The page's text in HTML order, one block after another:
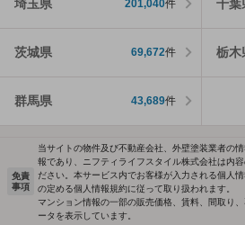
埼玉県 201,040件 千葉
茨城県 69,672件 栃木
群馬県 43,689件
免責
事項
当サイトの物件及び不動産会社、外壁塗装業者の
報であり、ニフティライフスタイル株式会社は内
ださい。本サービス内でお客様が入力される個人
の定める個人情報規約に従って取り扱われます。
マンション情報の一部の販売価格、賃料、間取り
ータを表示しています。